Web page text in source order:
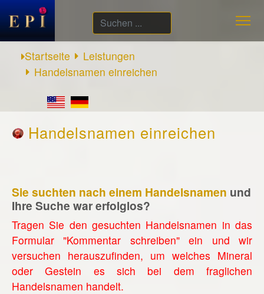
Suchen
...
Startseite
Leistungen
Handelsnamen einreichen
Handelsnamen einreichen
Sie suchten nach einem Handelsnamen und
Ihre Suche war erfolglos?
Tragen Sie den gesuchten Handelsnamen in das
Formular "Kommentar schreiben" ein und wir
versuchen herauszufinden, um welches Mineral
oder Gestein es sich bei dem fraglichen
Handelsnamen handelt.